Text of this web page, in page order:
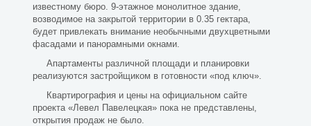
известному бюро. 9-этажное монолитное здание,
возводимое на закрытой территории в 0.35 гектара,
будет привлекать внимание необычными двухцветными
фасадами и панорамными окнами.
Апартаменты различной площади и планировки
реализуются застройщиком в готовности «под ключ».
Квартирография и цены на официальном сайте
проекта «Левел Павелецкая» пока не представлены,
открытия продаж не было.